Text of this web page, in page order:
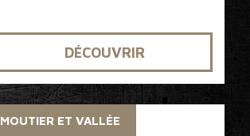
DÉCOUVRIR
MOUTIER ET VALLÉE